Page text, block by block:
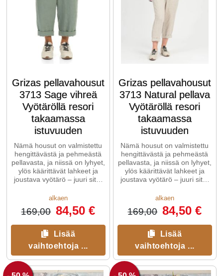
Grizas pellavahousut
3713 Sage vihreä
Vyötäröllä resori
takaamassa
istuvuuden
Nämä housut on valmistettu
hengittävästä ja pehmeästä
pellavasta, ja niissä on lyhyet,
ylös käärittävät lahkeet ja
joustava vyötärö – juuri sitä,
alkaen
169,00 84,50 €
Lisää
vaihtoehtoja ...
Grizas pellavahousut
3713 Natural pellava
Vyötäröllä resori
takaamassa
istuvuuden
Nämä housut on valmistettu
hengittävästä ja pehmeästä
pellavasta, ja niissä on lyhyet,
ylös käärittävät lahkeet ja
joustava vyötärö – juuri sitä,
alkaen
169,00 84,50 €
Lisää
vaihtoehtoja ...